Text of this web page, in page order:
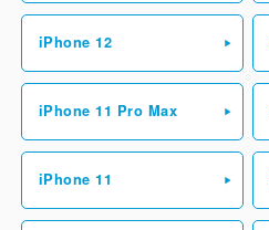
iPhone 12
iPhone 11 Pro Max
iPhone 11